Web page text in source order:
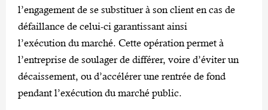
l’engagement de se substituer à son client en cas de
défaillance de celui-ci garantissant ainsi
l’exécution du marché. Cette opération permet à
l’entreprise de soulager de différer, voire d’éviter un
décaissement, ou d’accélérer une rentrée de fond
pendant l’exécution du marché public.